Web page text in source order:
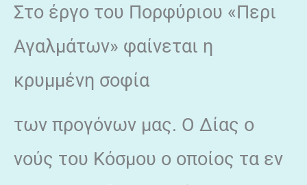
Στο έργο του Πορφύριου «Περι
Αγαλμάτων» φαίνεται η
κρυμμένη σοφία
των προγόνων μας. Ο Δίας ο
νούς του Κόσμου ο οποίος τα εν